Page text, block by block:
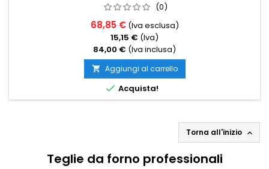
(0)
68,85 € (Iva esclusa)
15,15 € (Iva)
84,00 € (Iva inclusa)
 Aggiungi al carrello
 Acquista!
Torna all'inizio 
Teglie da forno professionali